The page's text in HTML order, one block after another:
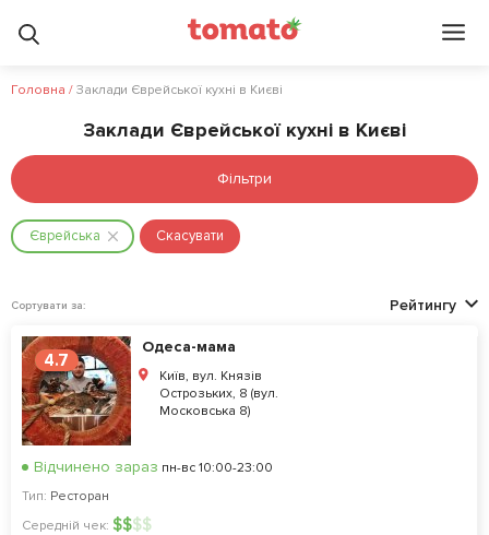
Головна / Заклади Єврейської кухні в Києві
Заклади Єврейської кухні в Києві
Фільтри
Єврейська Скасувати
Сортувати за: Рейтингу
4.7
Одеса-мама
Київ, вул. Князів
Острозьких, 8 (вул.
Московська 8)
Відчинено зараз пн-вс 10:00-23:00
Тип: Ресторан
Середній чек: $$$$